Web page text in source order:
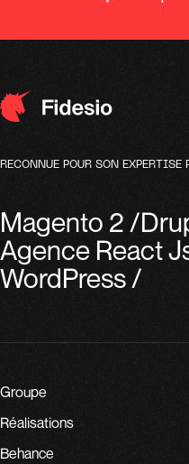
RECONNUE POUR SON
Magento 2 /
Agence React
WordPress/
Groupe
Réalisations
Behance